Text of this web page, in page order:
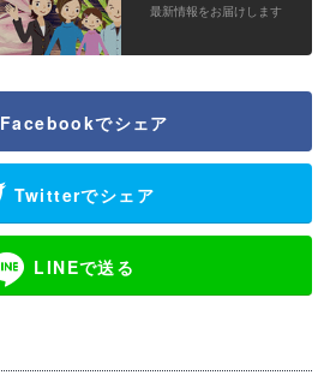
最新情報をお届けします
Facebookでシェア
Twitterでシェア
LINEで送る